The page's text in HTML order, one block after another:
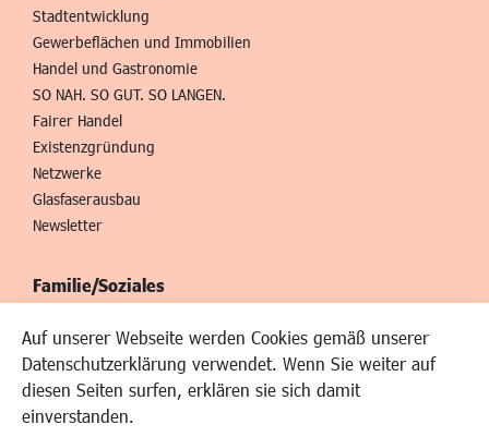
Auf unserer Webseite werden Cookies gemäß unserer
Datenschutzerklärung verwendet. Wenn Sie weiter auf
diesen Seiten surfen, erklären sie sich damit
einverstanden.
Stadtentwicklung
Gewerbeflächen und Immobilien
Handel und Gastronomie
SO NAH. SO GUT. SO LANGEN.
Fairer Handel
Existenzgründung
Netzwerke
Glasfaserausbau
Newsletter
Familie/Soziales
Kinderbetreuung
Kinder und Jugend
Institutionen für Familien
Frauen